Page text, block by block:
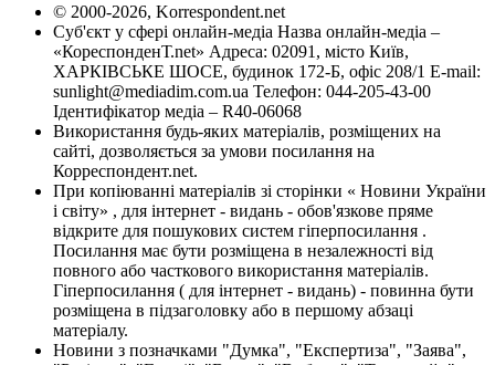
© 2000-2026, Korrespondent.net
Суб'єкт у сфері онлайн-медіа Назва онлайн-медіа –
«КореспонденТ.net» Адреса: 02091, місто Київ,
ХАРКІВСЬКЕ ШОСЕ, будинок 172-Б, офіс 208/1 E-mail:
sunlight@mediadim.com.ua Телефон: 044-205-43-00
Ідентифікатор медіа – R40-06068
Використання будь-яких матеріалів, розміщених на
сайті, дозволяється за умови посилання на
Корреспондент.net.
При копіюванні матеріалів зі сторінки « Новини України
і світу» , для інтернет - видань - обов'язкове пряме
відкрите для пошукових систем гіперпосилання .
Посилання має бути розміщена в незалежності від
повного або часткового використання матеріалів.
Гіперпосилання ( для інтернет - видань) - повинна бути
розміщена в підзаголовку або в першому абзаці
матеріалу.
Новини з позначками "Думка", "Експертиза", "Заява",